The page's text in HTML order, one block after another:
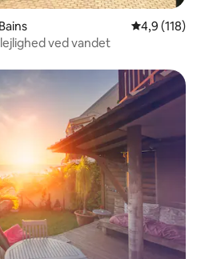
4,9 ud af 5 i
4,9 (118)
ved vandet